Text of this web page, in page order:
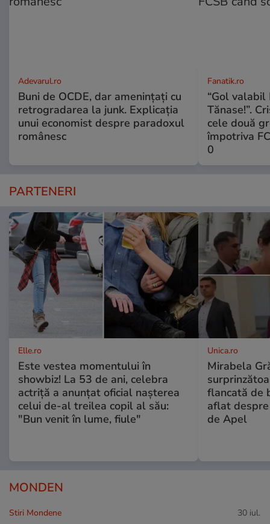
Adevarul.ro
Buni de OCDE, dar amenințați cu
retrogradarea la junk. Explicația
unui economist despre paradoxul
românesc
Fanatik.ro
“Gol
Tănase!”.
cele două
împotriva
0
PARTENERI
Elle.ro
Este vestea momentului în
showbiz! La 53 de ani, celebra
actriță a anunțat oficial nașterea
celui de-al treilea copil al său:
"Bun venit în lume, fiule"
Unica.ro
Mirabela
flancată de
aflat
de Apel
MONDEN
Stiri Mondene 30 iul.